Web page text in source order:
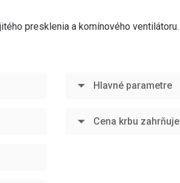
presklenia a komínového ventilátoru.
Hlavné parametre
Cena krbu zahrňuje